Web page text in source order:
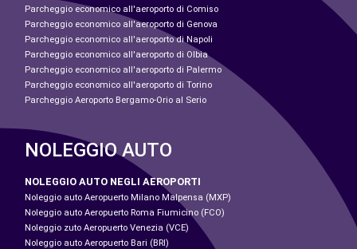
Parcheggio economico all'aeroporto di Comiso
Parcheggio economico all'aeroporto di Genova
Parcheggio economico all'aeroporto di Napoli
Parcheggio economico all'aeroporto di Olbia
Parcheggio economico all'aeroporto di Palermo
Parcheggio economico all'aeroporto di Torino
Parcheggio Aeroporto Bergamo-Orio al Serio
NOLEGGIO AUTO
NOLEGGIO AUTO NEGLI AEROPORTI
Noleggio auto Aeropuerto Milano Malpensa (MXP)
Noleggio auto Aeropuerto Roma Fiumicino (FCO)
Noleggio zuto Aeropuerto Venezia (VCE)
Noleggio auto Aeropuerto Bari (BRI)